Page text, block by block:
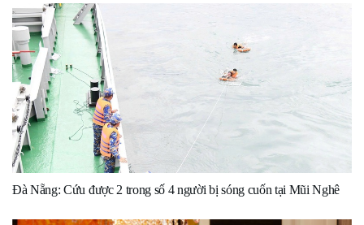
Đà Nẵng: Cứu được 2 trong số 4 người bị sóng cuốn tại Mũi Nghê